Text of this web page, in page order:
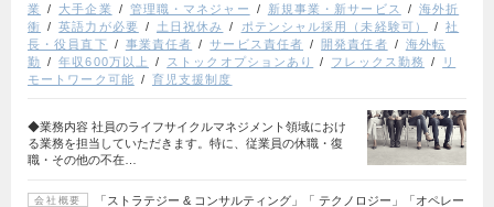
業
大手企業 管理職・マネジャー 新規事業・新サービス
海外折
衝
英語力が必要 土日祝休み ポテンシャル採用（未経験可）
社
長・役員直下
事業責任者 サービス責任者 開発責任者
海外転
勤
年収600万以上 ストックオプションあり フレックス勤務
リ
モートワーク可能
育児支援制度
◆業務内容 社員のライフサイクルマネジメント領域におけ
る業務を担当していただきます。特に、従業員の休職・復
職・その他の不在…
会社概要
「ストラテジー & コンサルティング」「 テクノロジー」「オペレー